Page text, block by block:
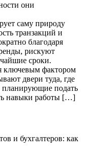
они
саму природу
транзакций и
благодаря
рискуют
сроки.
ключевым фактором
двери туда, где
планирующие подать
навыки работы […]
и бухгалтеров: как